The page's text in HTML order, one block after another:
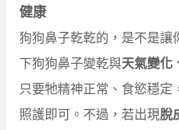
健康
狗狗鼻子乾乾的，是不是
下狗狗鼻子變乾與天氣變化
只要牠精神正常、食慾穩
照護即可。不過，若出現脫